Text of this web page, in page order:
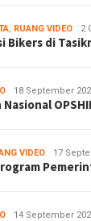
, RUANG VIDEO 2
Bikers di
18 September
VIDEO 17
14 September